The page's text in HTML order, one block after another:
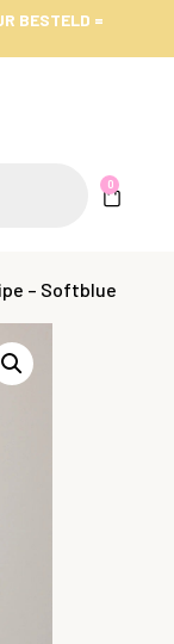
BESTELD =
0
– Softblue